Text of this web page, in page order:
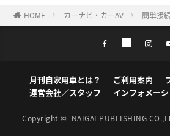
HOME カーナビ・カーAV 簡単接
月刊自家用車とは？ ご利用案内
運営会社／スタッフ
インフォメー
Copyright © NAIGAI PUBLISHING